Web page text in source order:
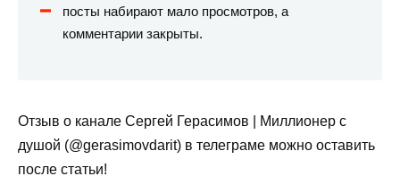
посты набирают мало просмотров, а
комментарии закрыты.
Отзыв о канале Сергей Герасимов | Миллионер с
душой (@gerasimovdarit) в телеграме можно оставить
после статьи!